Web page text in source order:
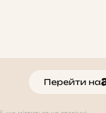
Перейти на